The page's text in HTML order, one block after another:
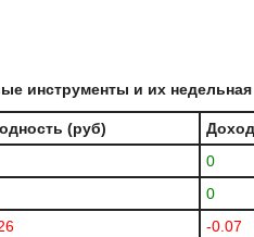
инструменты и их
(руб)
0
0
-0.07